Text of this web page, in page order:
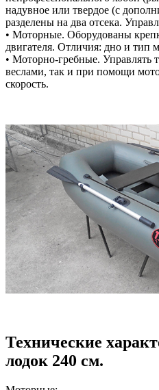
надувное или твердое (с
разделены на два отсека.
• Моторные. Оборудованы
двигателя. Отличия: дно и тип
• Моторно-гребные. Управлять
веслами, так и при помощи
скорость.
Технические
лодок 240 см.